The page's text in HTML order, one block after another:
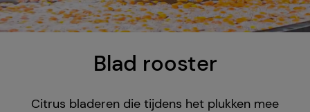
Blad rooster
Citrus bladeren die tijdens het plukken mee